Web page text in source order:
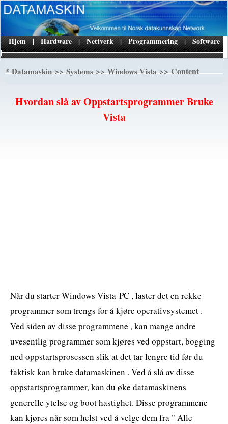
|
Hjem | Hardware | Nettverk | Programmering | Software
*Datamaskin>>Systems>>Windows Vista>> Content
Hvordan slå av Oppstartsprogrammer Bruke
Vista
Når du starter Windows Vista-PC , laster det en rekke
programmer som trengs for å kjøre operativsystemet .
Ved siden av disse programmene , kan mange andre
uvesentlig programmer som kjøres ved oppstart, bogging
ned oppstartsprosessen slik at det tar lengre tid før du
faktisk kan bruke datamaskinen . Ved å slå av disse
oppstartsprogrammer, kan du øke datamaskinens
generelle ytelse og boot hastighet. Disse programmene
kan kjøres når som helst ved å velge dem fra " Alle